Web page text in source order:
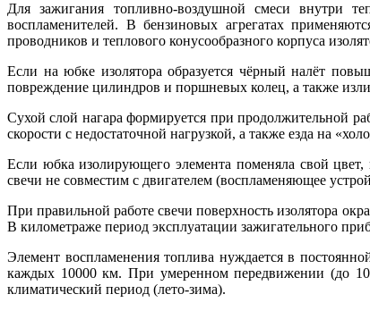
Для зажигания топливно-воздушной смеси внутри
воспламенителей. В бензиновых агрегатах
проводников и теплового конусообразного корпуса
Если на юбке изолятора образуется чёрный налёт
повреждение цилиндров и поршневых колец, а также
Сухой слой нагара формируется при продолжительной
скорости с недостаточной нагрузкой, а также езда на
Если юбка изолирующего элемента поменяла свой цвет,
свечи не совместим с двигателем (воспламеняющее
При правильной работе свечи поверхность изолятора
В километраже период эксплуатации зажигательного
Элемент воспламенения топлива нуждается в
каждых 10000 км. При умеренном передвижении (до
климатический период (лето-зима).